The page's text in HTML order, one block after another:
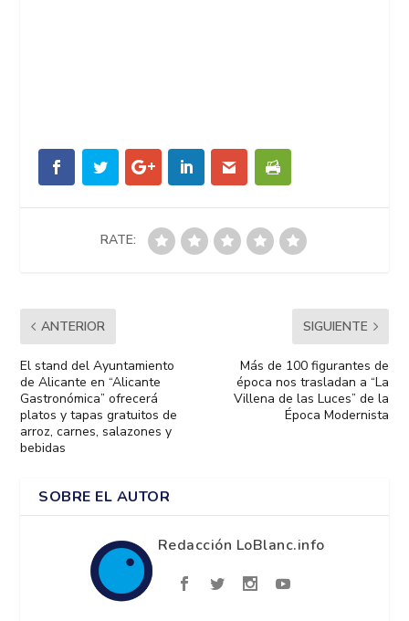
RATE:
ANTERIOR
El stand del Ayuntamiento
de Alicante en “Alicante
Gastronómica” ofrecerá
platos y tapas gratuitos de
arroz, carnes, salazones y
bebidas
SIGUIENTE
Más de 100 figurantes de
época nos trasladan a “La
Villena de las Luces” de la
Época Modernista
SOBRE EL AUTOR
Redacción LoBlanc.info